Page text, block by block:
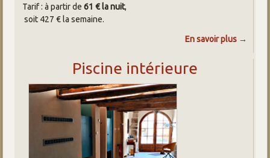
Tarif : à partir de61 € la nuit,
soit 427 € la semaine.
En savoir plus →
Piscine intérieure